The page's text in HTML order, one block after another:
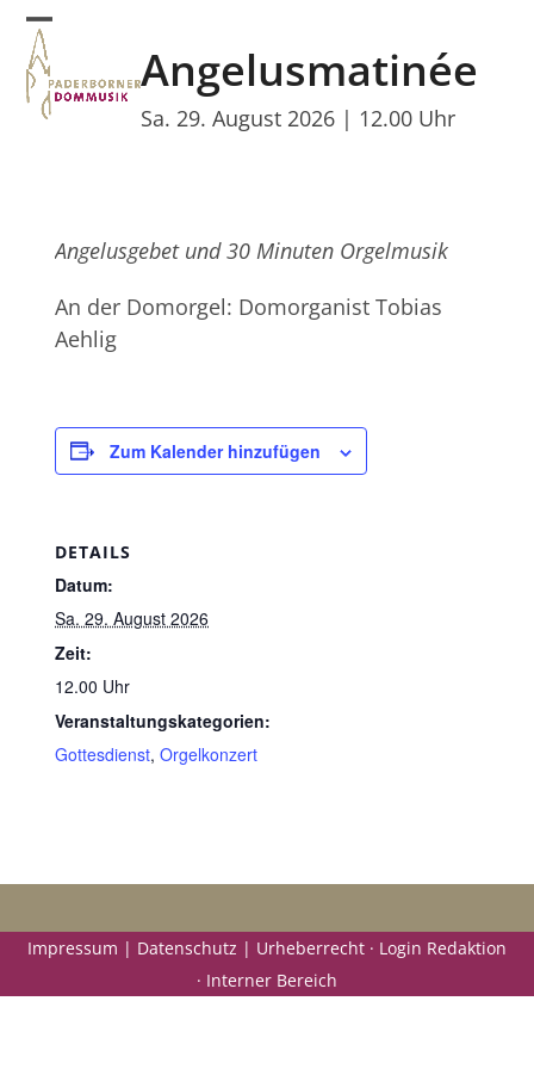
Skip
content
Open
mobile
menu
Close
mobile
menu
Angelusmatinée
Sa. 29. August 2026 | 12.00 Uhr
Angelusgebet und 30 Minuten Orgelmusik
An der Domorgel: Domorganist Tobias
Aehlig
Zum Kalender hinzufügen
DETAILS
Datum:
Sa. 29. August 2026
Zeit:
12.00 Uhr
Veranstaltungskategorien:
Gottesdienst,Orgelkonzert
Impressum | Datenschutz | Urheberrecht · Login Redaktion
· Interner Bereich